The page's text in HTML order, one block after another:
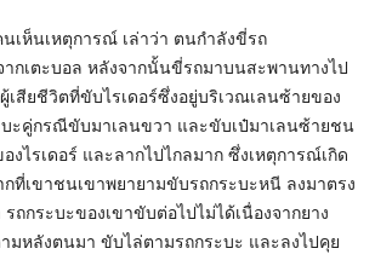
เห็นเหตุการณ์ เล่าว่า ตนกำลังขี่รถ
กเตะบอล หลังจากนั้นขี่รถมาบนสะพานทางไป
สียชีวิตที่ขับไรเดอร์ซึ่งอยู่บริเวณเลนซ้ายของ
ะคู่กรณีขับมาเลนขวา และขับเป๋มาเลนซ้ายชน
งไรเดอร์ และลากไปไกลมาก ซึ่งเหตุการณ์เกิด
ที่เขาชนเขาพยายามขับรถกระบะหนี ลงมาตรง
ถกระบะของเขาขับต่อไปไม่ได้เนื่องจากยาง
มหลังตนมา ขับไล่ตามรถกระบะ และลงไปคุย